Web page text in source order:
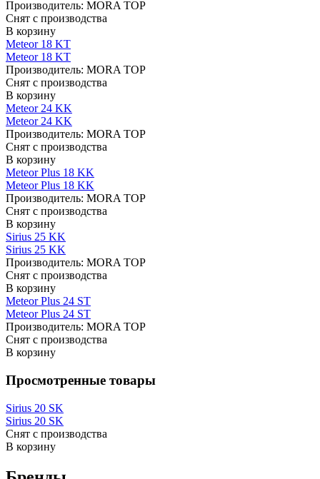
Производитель: MORA TOP
Снят с производства
В корзину
Meteor 18 KT
Meteor 18 KT
Производитель: MORA TOP
Снят с производства
В корзину
Meteor 24 KK
Meteor 24 KK
Производитель: MORA TOP
Снят с производства
В корзину
Meteor Plus 18 KK
Meteor Plus 18 KK
Производитель: MORA TOP
Снят с производства
В корзину
Sirius 25 KK
Sirius 25 KK
Производитель: MORA TOP
Снят с производства
В корзину
Meteor Plus 24 ST
Meteor Plus 24 ST
Производитель: MORA TOP
Снят с производства
В корзину
Просмотренные товары
Sirius 20 SK
Sirius 20 SK
Снят с производства
В корзину